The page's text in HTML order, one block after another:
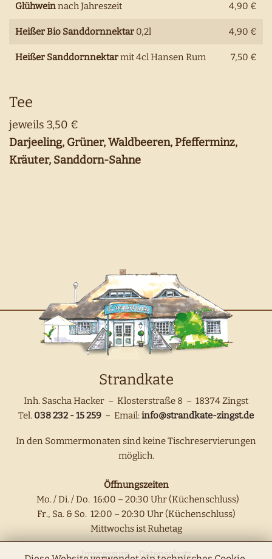
Glühweinnach Jahreszeit 4,90 €
Heißer Bio Sanddornnektar 0,2l 4,90 €
Heißer Sanddornnektarmit 4cl Hansen Rum 7,50 €
Tee
jeweils 3,50 €
Darjeeling, Grüner, Waldbeeren, Pfefferminz,
Kräuter, Sanddorn-Sahne
Strandkate
Inh. Sascha Hacker – Klosterstraße 8 – 18374 Zingst
Tel. 038 232 -15 259 – Email:info@strandkate-zingst.de
In den Sommermonaten sind keine Tischreservierungen
möglich.
Öffnungszeiten
Mo. / Di. / Do. 16:00 – 20:30 Uhr (Küchenschluss)
Fr., Sa. & So. 12:00 – 20:30 Uhr (Küchenschluss)
Mittwochs ist Ruhetag
Impressum Datenschutz